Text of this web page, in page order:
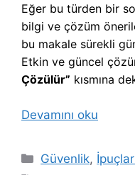
Eğer bu türden bir
bilgi ve çözüm
bu makale sürekli
Etkin ve güncel
Çözülür” kısmına
Devamını oku
Kategoriler
Güvenlik,